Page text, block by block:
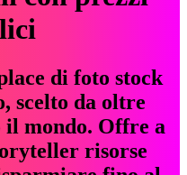
di foto stock
scelto da oltre
mondo. Offre a
risorse